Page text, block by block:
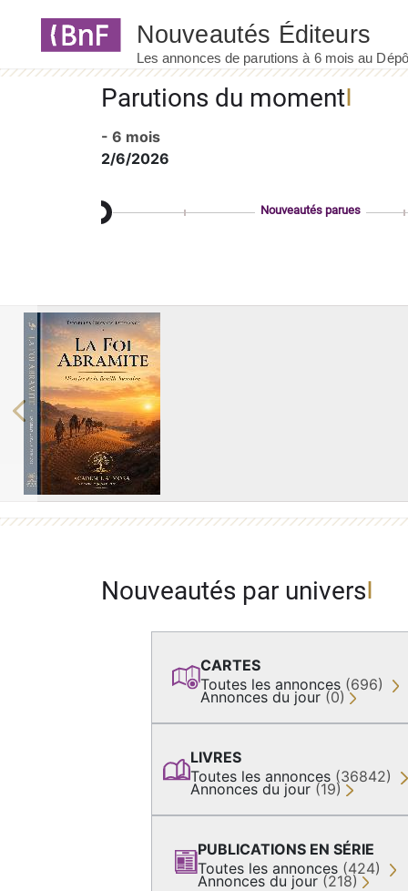
Parutions du moment
- 6 mois
2/6/2026
Nouveautés parues
Previous
Nouveautés par univers
CARTES
Toutes les annonces (696)
Annonces du jour (0)
LIVRES
Toutes les annonces (36842)
Annonces du jour (19)
PUBLICATIONS EN SÉRIE
Toutes les annonces (424)
Annonces du jour (218)